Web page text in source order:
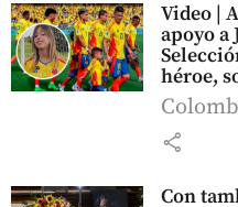
Video |
apoyo a
héroe,
share
Con